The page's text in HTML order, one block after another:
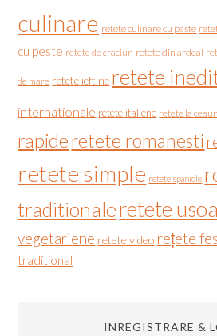
culinare retete culinare cu paste
cu peste retete de craciun retete din ardeal
de mare retete ieftine retete
internationale retete italiene retete la ceaun
rapideretete romanesti
retete simple retete spaniole
traditionaleretete
vegetariene retete video rețete
traditional
INREGISTRARE &